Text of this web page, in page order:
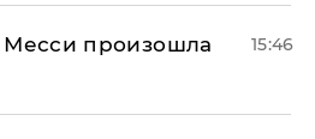
произошла
15:46